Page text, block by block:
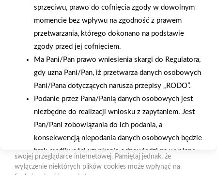
telefoniczne
Zakupy
na terenie całej Polski
Strzelno
ul. Św. Ducha 12, 88-320 Strzelno (parking, plac składowy,
magazyn - wjazd od ul. Michelsona 19)
Telefon:
523183900
biuro@psbstrzelno.pl
NIP:5571701187
REGON: 367902221
sprzeciwu, prawo do cofnięcia zgody w dowolnym
momencie bez wpływu na zgodność z prawem
przetwarzania, którego dokonano na podstawie
zgody przed jej cofnięciem.
Ma Pani/Pan prawo wniesienia skargi do Regulatora,
gdy uzna Pani/Pan, iż przetwarza danych osobowych
Pani/Pana dotyczących narusza przepisy „RODO”.
Podanie przez Pana/Panią danych osobowych jest
niezbędne do realizacji wniosku z zapytaniem. Jest
Pan/Pani zobowiązania do ich podania, a
konsekwencją niepodania danych osobowych będzie
brak możliwości uzyskania odpowiedzi na wysłane
zapytanie.
użytkownika (komputerze, tablecie, smartfonie) podczas
odczytywane przez nasz system oraz systemy zaufanych
partnerów, np. dostawców narzędzi analitycznych.
Do czego wykorzystujemy pliki cookies?
Pliki cookies pomagają nam:
- analizować ruch na stronie i dostosowywać treści do
preferencji użytkowników,
- prowadzić działania marketingowe i reklamowe.
Zarządzanie plikami cookies
Możesz w każdej chwili zmienić ustawienia plików cookies w
swojej przeglądarce internetowej. Pamiętaj jednak, że
wyłączenie niektórych plików cookies może wpłynąć na